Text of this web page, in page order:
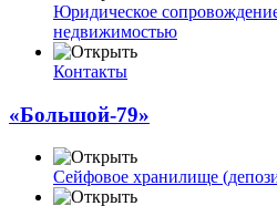
Юридическое
недвижимостью
Контакты
«Большой-79»
Сейфовое хранилище